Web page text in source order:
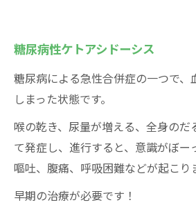
糖尿病性ケトアシドーシス
糖尿病による急性合併症の一つで、
しまった状態です。
喉の乾き、尿量が増える、全身のだ
て発症し、進行すると、意識がぼー
嘔吐、腹痛、呼吸困難などが起こり
早期の治療が必要です！